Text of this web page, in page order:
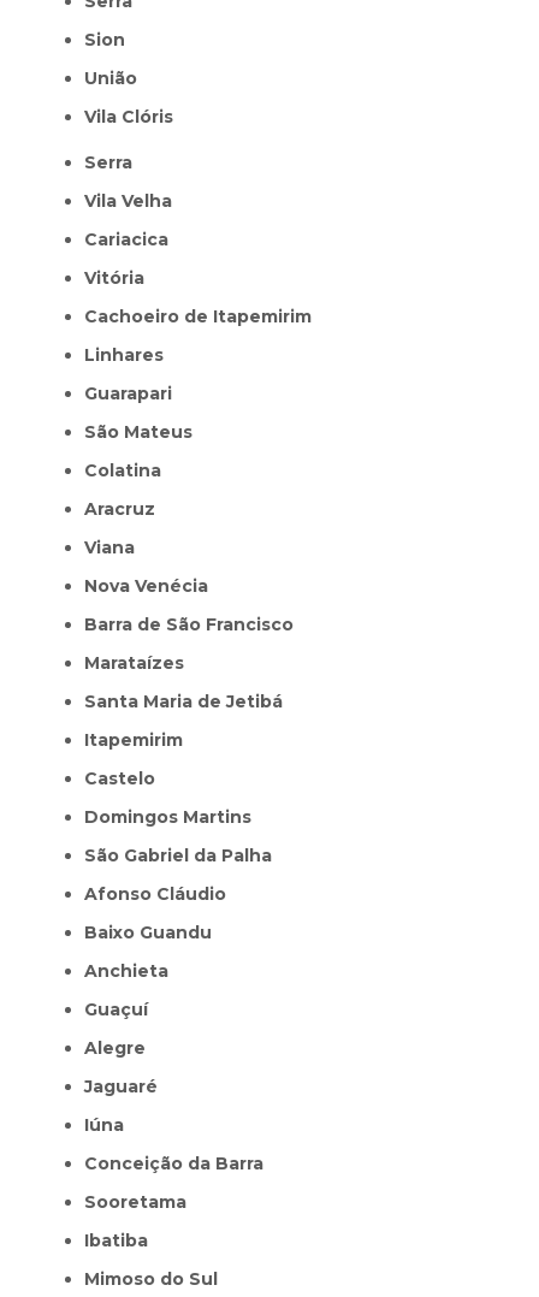
Sion
União
Vila Clóris
Serra
Vila Velha
Cariacica
Vitória
Cachoeiro de Itapemirim
Linhares
Guarapari
São Mateus
Colatina
Aracruz
Viana
Nova Venécia
Barra de São Francisco
Marataízes
Santa Maria de Jetibá
Itapemirim
Castelo
Domingos Martins
São Gabriel da Palha
Afonso Cláudio
Baixo Guandu
Anchieta
Guaçuí
Alegre
Jaguaré
Iúna
Conceição da Barra
Sooretama
Ibatiba
Mimoso do Sul